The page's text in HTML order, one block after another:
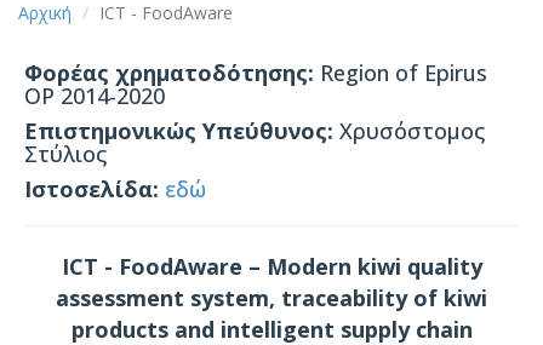
Αρχική ICT - FoodAware
Φορέας χρηματοδότησης: Region of Epirus
OP 2014-2020
Επιστημονικώς Υπεύθυνος: Χρυσόστομος
Στύλιος
Ιστοσελίδα: εδώ
ICT - FoodAware – Modern kiwi quality
assessment system, traceability of kiwi
products and intelligent supply chain